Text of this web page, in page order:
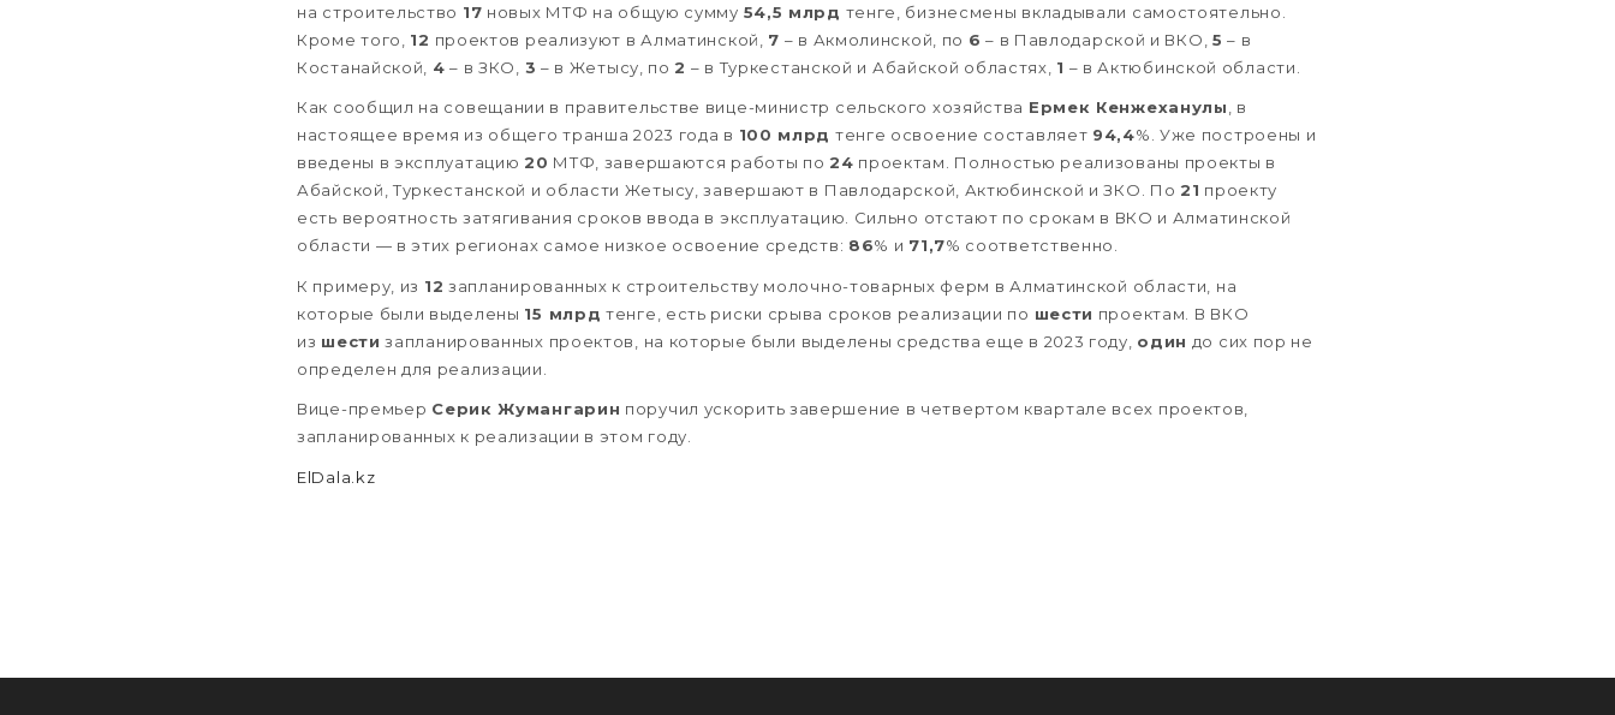
на строительство 17 новых МТФ на общую сумму 54,5 млрд тенге, бизнесмены вкладывали самостоятельно.
Кроме того, 12 проектов реализуют в Алматинской, 7 – в Акмолинской, по 6 – в Павлодарской и ВКО, 5 – в
Костанайской, 4 – в ЗКО, 3 – в Жетысу, по 2 – в Туркестанской и Абайской областях, 1 – в Актюбинской области.
Как сообщил на совещании в правительстве вице-министр сельского хозяйства Ермек Кенжеханулы
, в
настоящее время из общего транша 2023 года в 100 млрд тенге освоение составляет 94,4%. Уже построены и
введены в эксплуатацию 20 МТФ, завершаются работы по 24 проектам. Полностью реализованы проекты в
Абайской, Туркестанской и области Жетысу, завершают в Павлодарской, Актюбинской и ЗКО. По 21 проекту
есть вероятность затягивания сроков ввода в эксплуатацию. Сильно отстают по срокам в ВКО и Алматинской
области — в этих регионах самое низкое освоение средств: 86% и 71,7% соответственно.
К примеру, из 12 запланированных к строительству молочно-товарных ферм в Алматинской области, на
которые были выделены 15 млрд тенге, есть риски срыва сроков реализации по шести проектам. В ВКО
из шести запланированных проектов, на которые были выделены средства еще в 2023 году, один до сих пор не
определен для реализации.
Вице-премьер Серик Жумангарин поручил ускорить завершение в четвертом квартале всех проектов,
запланированных к реализации в этом году.
ElDala.kz